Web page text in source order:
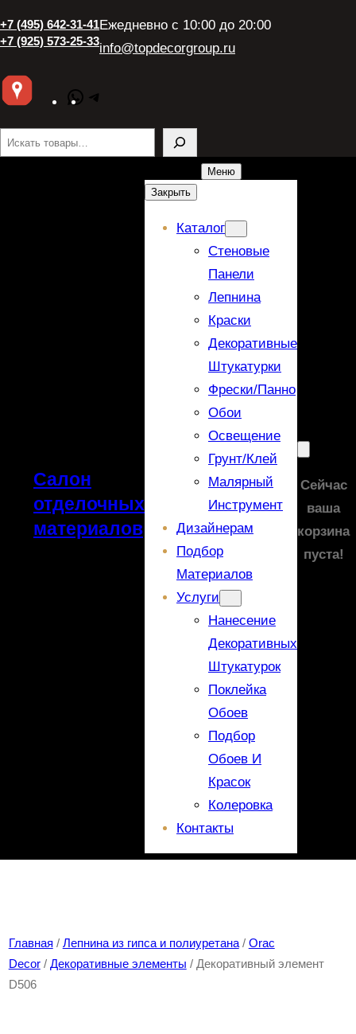
+7 (495) 642-31-41
+7 (925) 573-25-33
Ежедневно с 10:00 до 20:00
info@topdecorgroup.ru
WhatsApp
Поиск
Салон
отделочных
материалов
Меню
Закрыть
Каталог
Стеновые
Панели
Лепнина
Краски
Декоративные
Штукатурки
Фрески/панно
Обои
Освещение
Грунт/Клей
Малярный
Инструмент
Дизайнерам
Подбор
Материалов
Услуги
Нанесение
Декоративных
Штукатурок
Поклейка
Обоев
Подбор
Обоев И
Красок
Колеровка
Контакты
Сейчас
ваша
корзина
пуста!
Главная / Лепнина из гипса и полиуретана/ Orac
Decor/ Декоративные элементы / Декоративный элемент
D506